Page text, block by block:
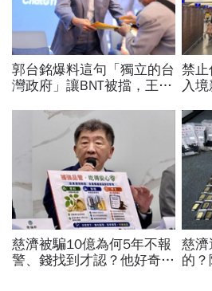
郭台銘爆料這句「獨立的台
灣政府」讓BNT被擋，王必
董的信不是這樣寫
禁
入
職
慈濟被騙10億為何5年不報
警、錢找到才認？他好奇：
慈
的
博